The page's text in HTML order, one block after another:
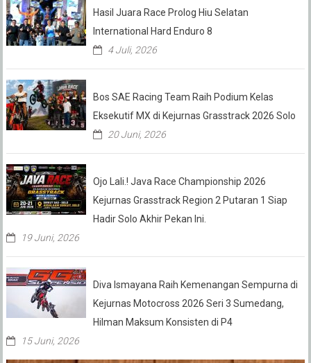
Hasil Juara Race Prolog Hiu Selatan
International Hard Enduro 8
4 Juli, 2026
Bos SAE Racing Team Raih Podium Kelas
Eksekutif MX di Kejurnas Grasstrack 2026 Solo
20 Juni, 2026
Ojo Lali.! Java Race Championship 2026
Kejurnas Grasstrack Region 2 Putaran 1 Siap
Hadir Solo Akhir Pekan Ini.
19 Juni, 2026
Diva Ismayana Raih Kemenangan Sempurna di
Kejurnas Motocross 2026 Seri 3 Sumedang,
Hilman Maksum Konsisten di P4
15 Juni, 2026